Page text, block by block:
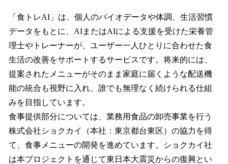
「食トレAI」は、個人のバイオデータや体調、生活習慣
データをもとに、AIまたはAIによる支援を受けた栄養管
理士やトレーナーが、ユーザー一人ひとりに合わせた食
生活の改善をサポートするサービスです。将来的には、
提案されたメニューがそのまま家庭に届くような配送機
能の統合も視野に入れ、誰でも無理なく続けられる仕組
みを目指しています。
食事提供部分については、業務用食品の卸売事業を行う
株式会社ショクカイ（本社：東京都台東区）の協力を得
て、食事メニューの開発を進めています。ショクカイ社
は本プロジェクトを通じて東日本大震災からの復興とい